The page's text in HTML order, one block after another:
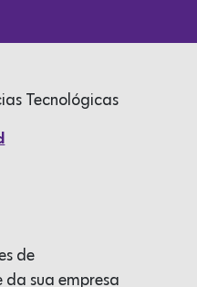
Tecnológicas
de
sua empresa